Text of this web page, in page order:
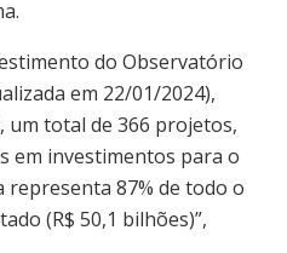
do Observatório
em 22/01/2024),
um total de 366 projetos,
em investimentos para o
representa 87% de todo o
(R$ 50,1 bilhões)”,